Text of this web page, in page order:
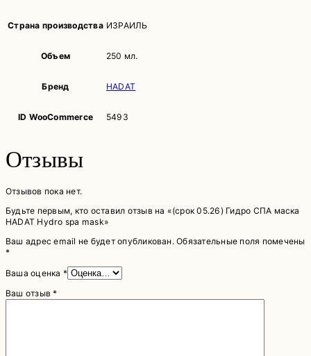
Страна производства ИЗРАИЛЬ
Объем 250 мл.
Бренд HADAT
ID WooCommerce 5493
Отзывы
Отзывов пока нет.
Будьте первым, кто оставил отзыв на «(срок 05.26) Гидро СПА маска
HADAT Hydro spa mask»
Ваш адрес email не будет опубликован. Обязательные поля помечены
*
Ваша оценка *
Ваш отзыв*